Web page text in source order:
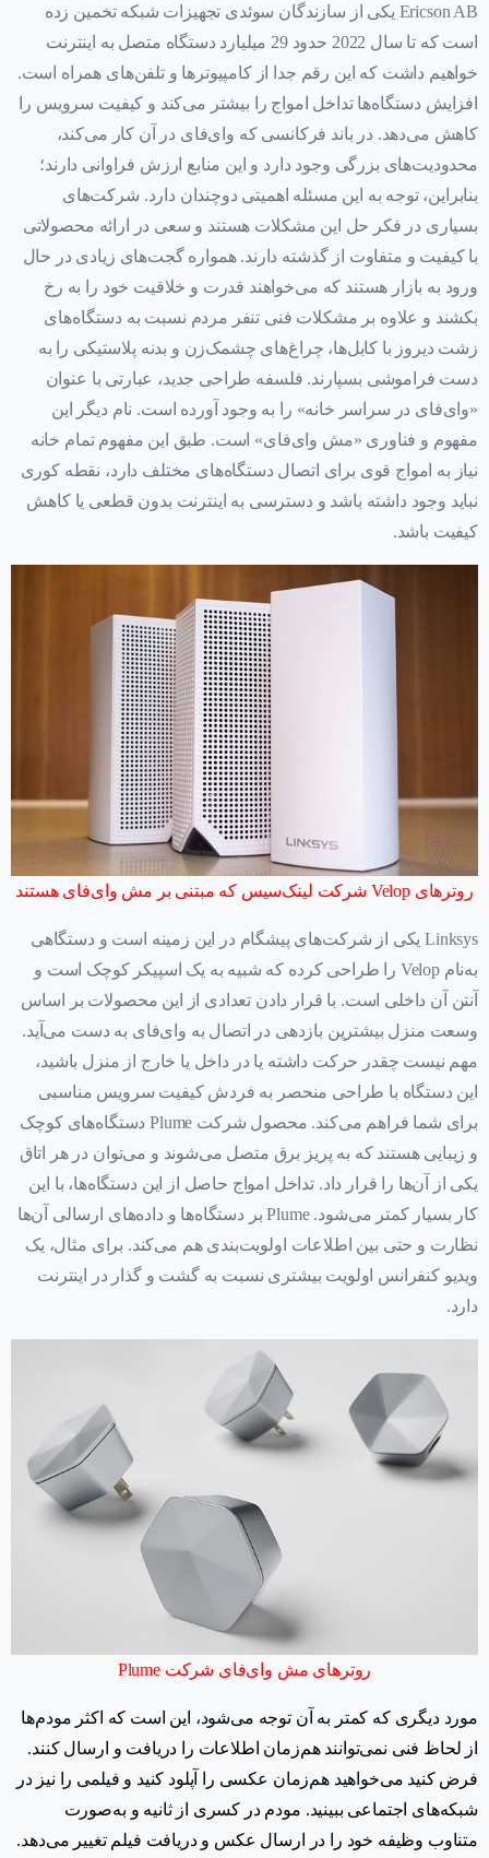
Ericson AB یکی از سازندگان سوئدی تجهیزات شبکه تخمین زده
است که تا سال 2022 حدود 29 میلیارد دستگاه متصل به اینترنت
خواهیم داشت که این رقم جدا از کامپیوترها و تلفن‌های همراه است.
افزایش دستگاه‌ها تداخل امواج را بیشتر می‌کند و کیفیت سرویس را
کاهش می‌دهد. در باند فرکانسی که وای‌فای در آن کار می‌کند،
محدودیت‌های بزرگی وجود دارد و این منابع ارزش فراوانی دارند؛
بنابراین، توجه به این مسئله اهمیتی دوچندان دارد. شرکت‌های
بسیاری در فکر حل این مشکلات هستند و سعی در ارائه محصولاتی
با کیفیت و متفاوت از گذشته دارند. همواره گجت‌های زیادی در حال
ورود به بازار هستند که می‌خواهند قدرت و خلاقیت خود را به رخ
بکشند و علاوه بر مشکلات فنی تنفر مردم نسبت به دستگاه‌های
زشت دیروز با کابل‌ها، چراغ‌های چشمک‌زن و بدنه پلاستیکی را به
دست فراموشی بسپارند. فلسفه طراحی جدید، عبارتی با عنوان
«وای‌فای در سراسر خانه» را به وجود آورده است. نام دیگر این
مفهوم و فناوری «مش وای‌فای» است. طبق این مفهوم تمام خانه
نیاز به امواج قوی برای اتصال دستگاه‌های مختلف دارد، نقطه کوری
نباید وجود داشته باشد و دسترسی به اینترنت بدون قطعی یا کاهش
کیفیت باشد.
روترهای Velop شرکت لینک‌سیس که مبتنی بر مش وای‌فای هستند
Linksys یکی از شرکت‌های پیشگام در این زمینه است و دستگاهی
به‌نام Velop را طراحی کرده که شبیه به یک اسپیکر کوچک است و
آنتن آن داخلی است. با قرار دادن تعدادی از این محصولات بر اساس
وسعت منزل بیشترین بازدهی در اتصال به وای‌فای به دست می‌آید.
مهم نیست چقدر حرکت داشته یا در داخل یا خارج از منزل باشید،
این دستگاه با طراحی منحصر به فردش کیفیت سرویس مناسبی
برای شما فراهم می‌کند. محصول شرکت Plume دستگاه‌های کوچک
و زیبایی هستند که به پریز برق متصل می‌شوند و می‌توان در هر اتاق
یکی از آن‌ها را قرار داد. تداخل امواج حاصل از این دستگاه‌ها، با این
کار بسیار کمتر می‌شود. Plume بر دستگاه‌ها و داده‌های ارسالی آن‌ها
نظارت و حتی بین اطلاعات اولویت‌بندی هم می‌کند. برای مثال، یک
ویدیو کنفرانس اولویت بیشتری نسبت به گشت و گذار در اینترنت
دارد.
روترهای مش‌ وای‌فای شرکت Plume
مورد دیگری که کمتر به آن توجه می‌شود، این است که اکثر مودم‌ها
از لحاظ فنی نمی‌توانند هم‌زمان اطلاعات را دریافت و ارسال کنند.
فرض کنید می‌خواهید هم‌زمان عکسی را آپلود کنید و فیلمی را نیز در
شبکه‌های اجتماعی ببینید. مودم در کسری از ثانیه و به‌صورت
متناوب وظیفه خود را در ارسال عکس و دریافت فیلم تغییر می‌دهد.